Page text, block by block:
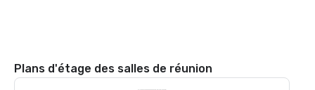
Plans d'étage des salles de réunion